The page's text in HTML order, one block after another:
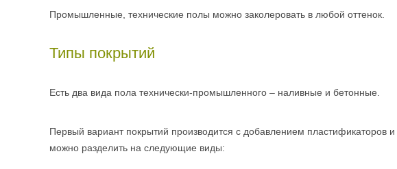
Промышленные, технические полы можно заколеровать в любой оттенок.
Типы покрытий
Есть два вида пола технически-промышленного – наливные и бетонные.
Первый вариант покрытий производится с добавлением пластификаторов
можно разделить на следующие виды: